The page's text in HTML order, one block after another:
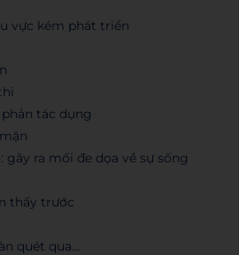
vực kém phát triển
tác dụng
ra mối đe dọa về sự sống
thấy trước
quét qua…